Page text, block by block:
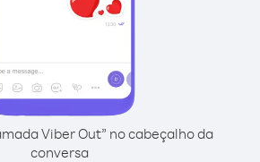
Viber Out” no cabeçalho da
conversa